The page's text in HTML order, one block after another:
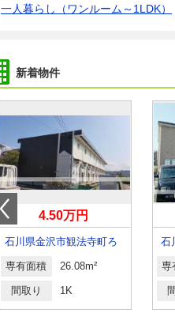
一人暮らし（ワンルーム～1LDK）
新着物件
4.50万円
石川県金沢市観法寺町ろ
専有面積 26.08m²
間取り 1K
石
専